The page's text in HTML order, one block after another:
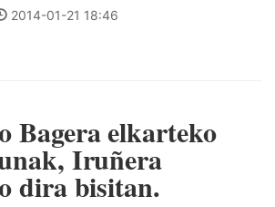
2014-01-21 18:46
Bagera elkarteko
Iruñera
dira bisitan.